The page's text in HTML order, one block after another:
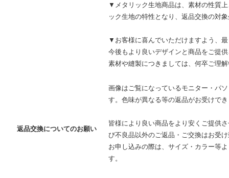
▼メタリック生地商品は、素材の性質
ック生地の特性となり、返品交換の対
▼お客様に喜んでいただけますよう、
今後もより良いデザインと商品をご提
素材や縫製につきましては、何卒ご理
返品交換についてのお願い
画像はご覧になっているモニター・パ
す。色味が異なる等の返品がお受けで
皆様により良い商品をより安くご提供
び不良品以外のご返品・ご交換はお受
お申し込みの際は、サイズ・カラー等
す。